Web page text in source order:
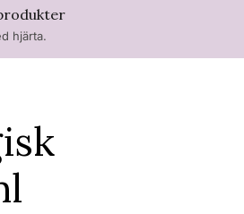
hjärta.